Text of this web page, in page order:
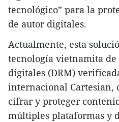
tecnológico” para la
de autor digitales.
Actualmente, esta
tecnología vietnamita de
digitales (DRM)
internacional Cartesian,
cifrar y proteger
múltiples plataformas y